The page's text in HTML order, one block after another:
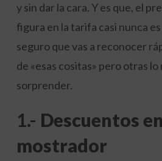
y sin dar la cara. Y es que, el
figura en la tarifa casi nunca
seguro que vas a reconocer
de «esas cositas» pero otras
sorprender.
1.- Descuentos en
mostrador